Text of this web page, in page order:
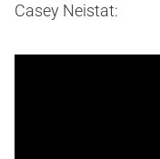
Casey Neistat: